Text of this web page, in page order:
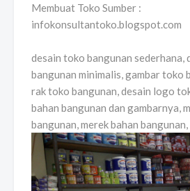
Membuat Toko Sumber :
infokonsultantoko.blogspot.com
desain toko bangunan sederhana,
bangunan minimalis, gambar toko
rak toko bangunan, desain logo
bahan bangunan dan gambarnya,
bangunan, merek bahan bangunan,